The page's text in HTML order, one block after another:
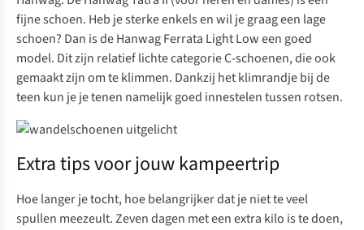
fijne schoen. Heb je sterke enkels en wil je graag een lage
schoen? Dan is deHanwag Ferrata Light Loween goed
model. Dit zijn relatief lichte categorie C-schoenen, die ook
gemaakt zijn om te klimmen. Dankzij het klimrandje bij de
teen kun je je tenen namelijk goed innestelen tussen rotsen.
Extra tips voor jouw kampeertrip
Hoe langer je tocht, hoe belangrijker dat je niet te veel
spullen meezeult. Zeven dagen met een extra kilo is te doen,